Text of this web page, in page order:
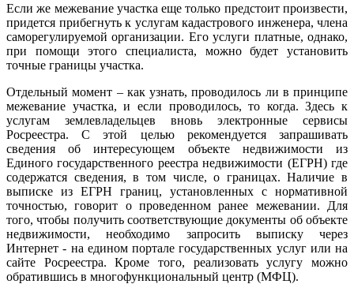
Если же межевание участка еще только предстоит произвести,
придется прибегнуть к услугам кадастрового инженера, члена
саморегулируемой организации. Его услуги платные, однако,
при помощи этого специалиста, можно будет установить
точные границы участка.
Отдельный момент – как узнать, проводилось ли в принципе
межевание участка, и если проводилось, то когда. Здесь к
услугам землевладельцев вновь электронные сервисы
Росреестра. С этой целью рекомендуется запрашивать
сведения об интересующем объекте недвижимости из
Единого государственного реестра недвижимости (ЕГРН) где
содержатся сведения, в том числе, о границах. Наличие в
выписке из ЕГРН границ, установленных с нормативной
точностью, говорит о проведенном ранее межевании. Для
того, чтобы получить соответствующие документы об объекте
недвижимости, необходимо запросить выписку через
Интернет - на едином портале государственных услуг или на
сайте Росреестра. Кроме того, реализовать услугу можно
обратившись в многофункциональный центр (МФЦ).